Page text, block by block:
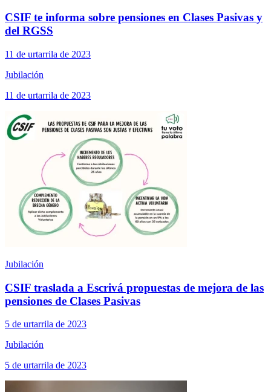
CSIF te informa sobre pensiones en Clases Pasivas y
del RGSS
11 de urtarrila de 2023
Jubilación
11 de urtarrila de 2023
Jubilación
CSIF traslada a Escrivá propuestas de mejora de las
pensiones de Clases Pasivas
5 de urtarrila de 2023
Jubilación
5 de urtarrila de 2023